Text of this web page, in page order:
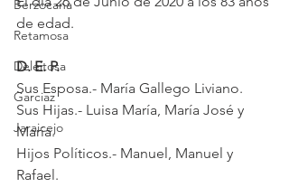
Berzocana
Retamosa
Deleitosa
Garciaz
Jaraicejo
de edad.
D. E. P.
Sus Esposa.- María Gallego Liviano.
Sus Hijas.- Luisa María, María José y
María.
Hijos Políticos.- Manuel, Manuel y
Rafael.